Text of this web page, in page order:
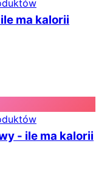
ma kalorii
- ile ma kalorii